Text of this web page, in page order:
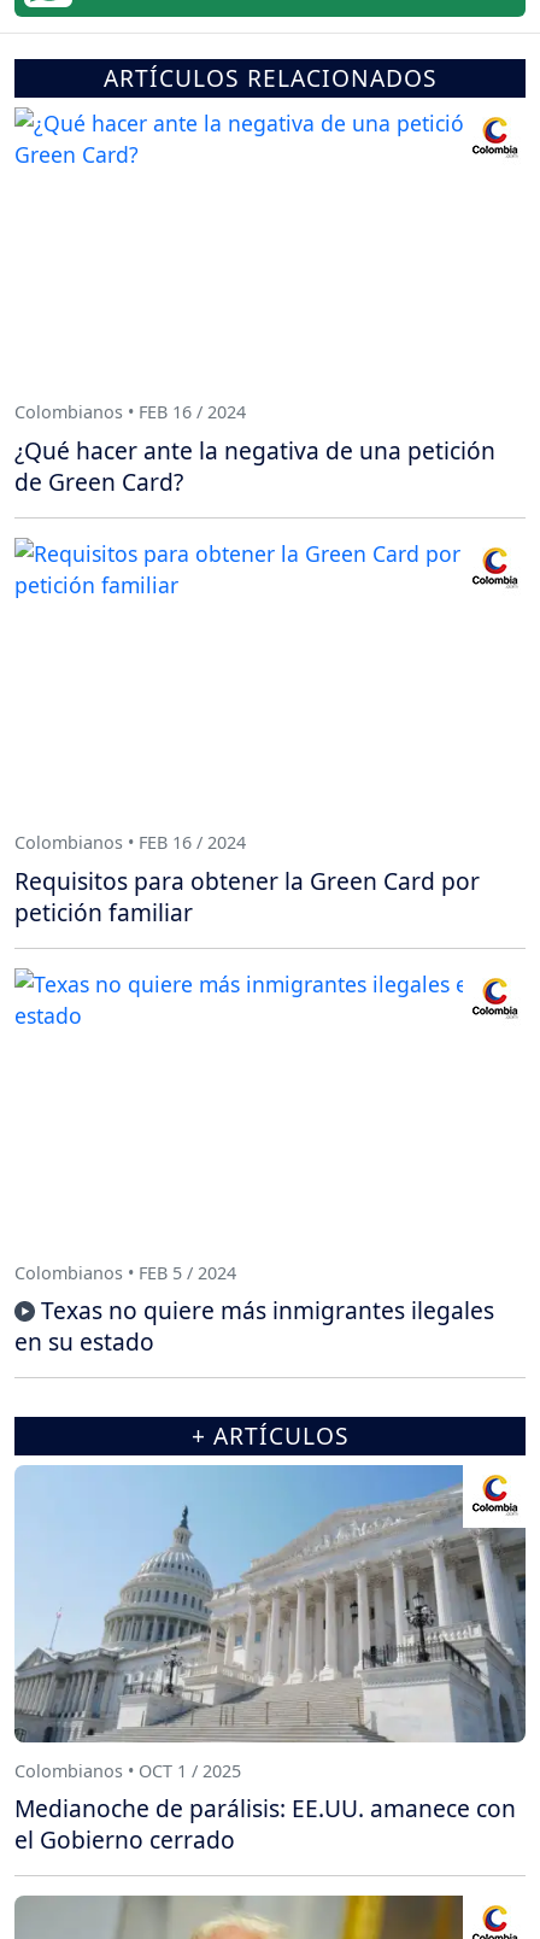
ARTÍCULOS RELACIONADOS
Colombianos • FEB 16 / 2024
¿Qué hacer ante la negativa de una petición
de Green Card?
Colombianos • FEB 16 / 2024
Requisitos para obtener la Green Card por
petición familiar
Colombianos • FEB 5 / 2024
Texas no quiere más inmigrantes ilegales
en su estado
+ ARTÍCULOS
Colombianos • OCT 1 / 2025
Medianoche de parálisis: EE.UU. amanece con
el Gobierno cerrado